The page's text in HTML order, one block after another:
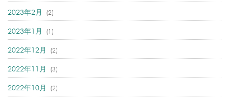
2023年2月 (2)
2023年1月 (1)
2022年12月 (2)
2022年11月 (3)
2022年10月 (2)